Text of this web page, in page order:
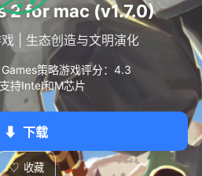
2 for mac (v1.7.0)
| 生态创造与文明演化
策略游戏评分：4.3
持Intel和M芯片
⬇ 下载
♡ 收藏